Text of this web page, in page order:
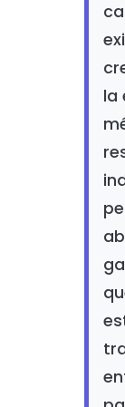
la